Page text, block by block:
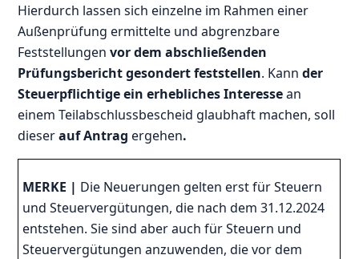
Hierdurch lassen sich einzelne im Rahmen einer
Außenprüfung ermittelte und abgrenzbare
Feststellungenvor dem abschließenden
Prüfungsbericht gesondert feststellen. Kannder
Steuerpflichtige ein erhebliches Interessean
einem Teilabschlussbescheid glaubhaft machen, soll
dieserauf Antrag ergehen.
MERKE | Die Neuerungen gelten erst für Steuern
und Steuervergütungen, die nach dem 31.12.2024
entstehen. Sie sind aber auch für Steuern und
Steuervergütungen anzuwenden, die vor dem